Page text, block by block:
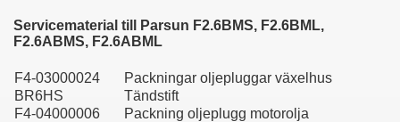
Servicematerial till Parsun F2.6BMS, F2.6BML,
F2.6ABMS, F2.6ABML
F4-03000024
Packningar oljepluggar växelhus
BR6HS
Tändstift
F4-04000006
Packning oljeplugg motorolja